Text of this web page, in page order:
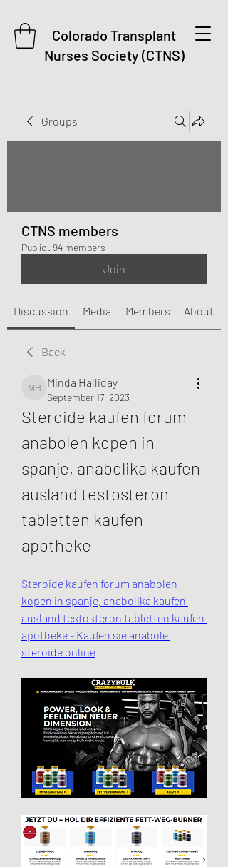
Colorado Transplant
Nurses Society (CTNS)
Groups
CTNS members
Public · 94 members
Join
Discussion Media Members About
Back
Minda Halliday
Minda Halliday
September 17, 2023
Steroide kaufen forum
anabolen kopen in
spanje, anabolika kaufen
ausland testosteron
tabletten kaufen
apotheke
Steroide kaufen forum anabolen
kopen in spanje, anabolika kaufen
ausland testosteron tabletten kaufen
apotheke - Kaufen sie anabole
steroide online